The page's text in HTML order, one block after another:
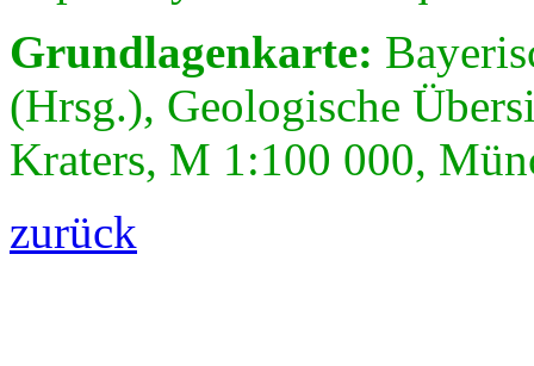
Grundlagenkarte:
(Hrsg.), Geologische
Kraters, M 1:100 000,
zurück